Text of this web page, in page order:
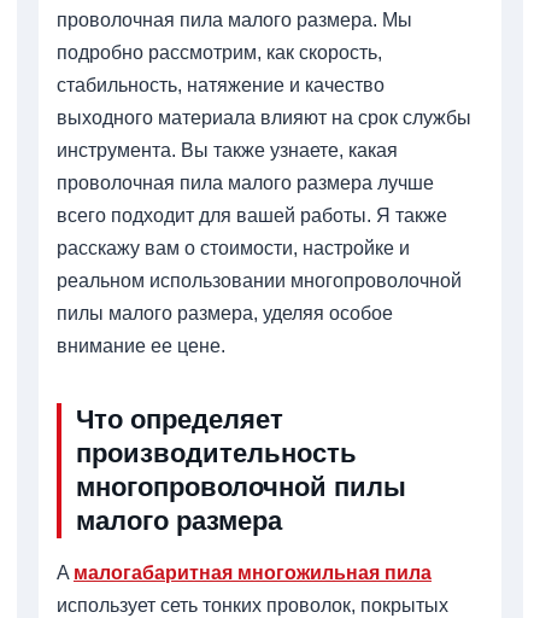
проволочная пила малого размера. Мы
подробно рассмотрим, как скорость,
стабильность, натяжение и качество
выходного материала влияют на срок службы
инструмента. Вы также узнаете, какая
проволочная пила малого размера лучше
всего подходит для вашей работы. Я также
расскажу вам о стоимости, настройке и
реальном использовании многопроволочной
пилы малого размера, уделяя особое
внимание ее цене.
Что определяет
производительность
многопроволочной пилы
малого размера
A малогабаритная многожильная пила
использует сеть тонких проволок, покрытых